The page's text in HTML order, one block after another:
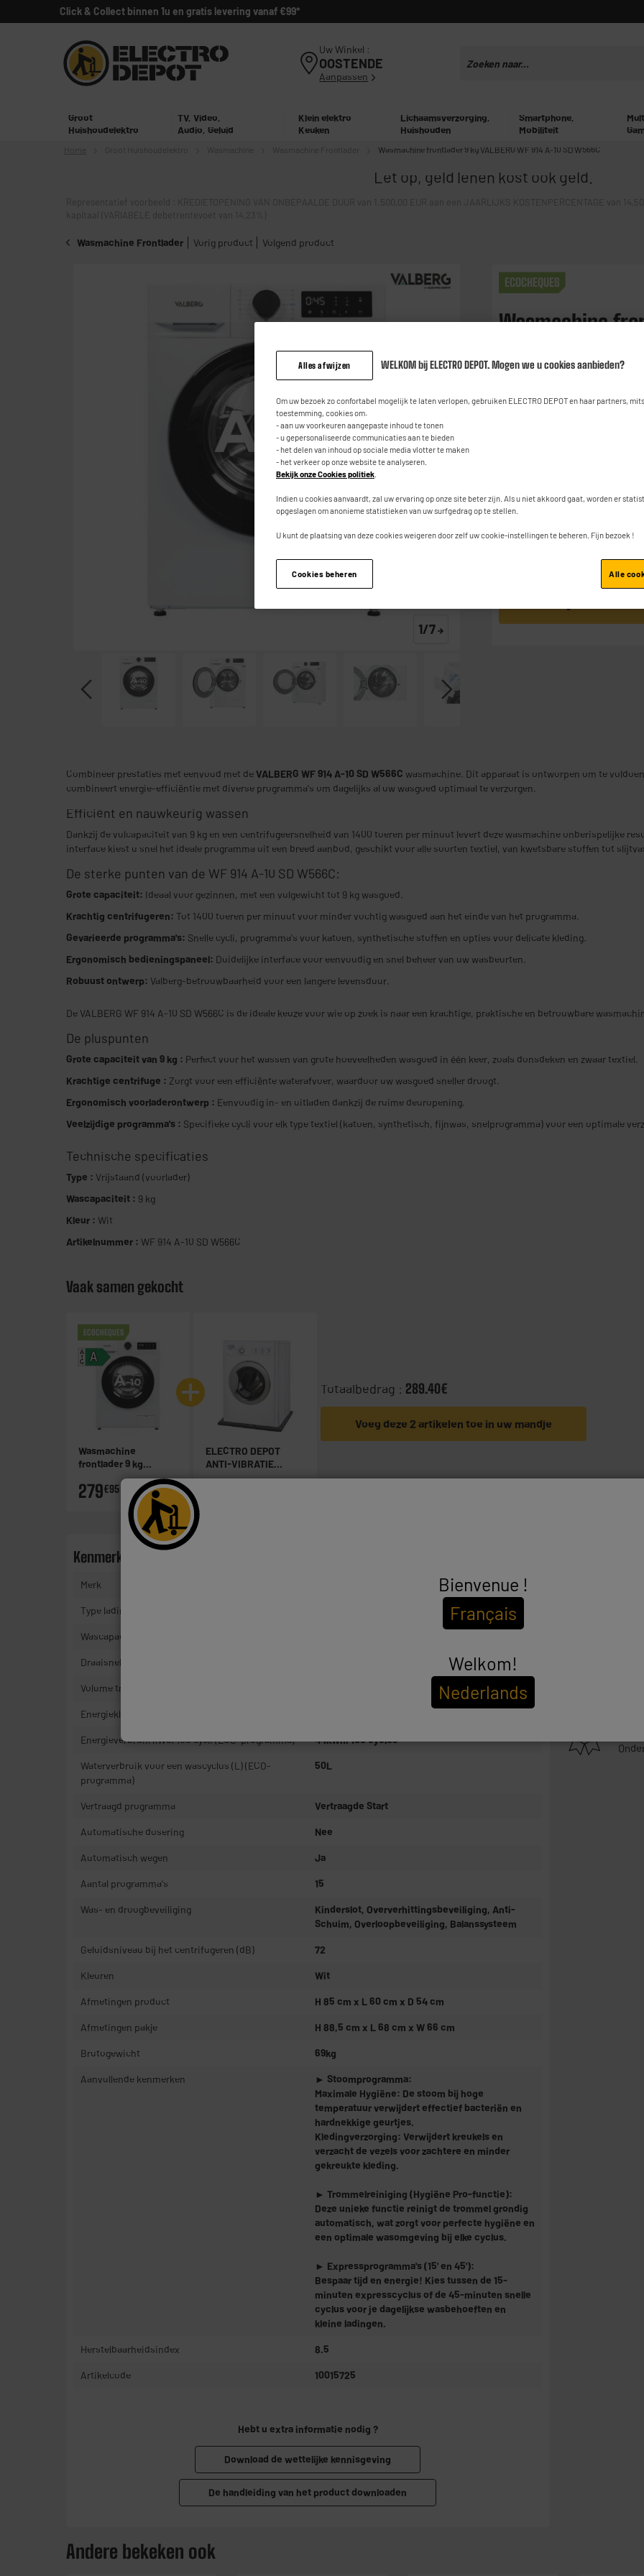
Click & Collect binnen 1u en gratis levering vanaf €99*
Uw Winkel :
OOSTENDE
Aanpassen
Groot
Huishoudelektro
TV, Video,
Audio, Geluid
Klein elektro
Keuken
Lichaamsverzorging,
Huishouden
Smartphone,
Mobiliteit
Wasmachine frontlader 9 kg VALBERG WF 914 A-10 SD W566C
Let op, geld lenen kost ook geld.
Representatief voorbeeld : KREDIETOPENING VAN ONBEPAALDE DUUR van 1.500,00 EUR aan een JAARLIJKS KOSTENPERCENTAGE van
kapitaal (VARIABELE debetrentevoet van 14,23%)
Wasmachine Frontlader Vorig product Volgend product
ECOCHEQUES
Wasmachine
4.7 (88)
1/7
279€95
Product Info Fiche
Combineer prestaties met eenvoud met de VALBERG WF 914 A-10 SD W566C wasmachine. Dit apparaat is ontworpen om te
combineert energie-efficiëntie met diverse programma's om dagelijks al uw wasgoed optimaal te verzorgen.
Efficiënt en nauwkeurig wassen
Dankzij de vulcapaciteit van 9 kg en een centrifugeersnelheid van 1400 toeren per minuut levert deze wasmachine onberispelijke
interface kiest u snel het ideale programma uit een breed aanbod, geschikt voor alle soorten textiel, van kwetsbare stoffen tot
De sterke punten van de WF 914 A-10 SD W566C:
Grote capaciteit: Ideaal voor gezinnen, met een vulgewicht tot 9 kg wasgoed.
Krachtig centrifugeren: Tot 1400 toeren per minuut voor minder vochtig wasgoed aan het einde van het programma.
Gevarieerde programma's: Snelle cycli, programma's voor katoen, synthetische stoffen en opties voor delicate kleding.
Ergonomisch bedieningspaneel: Duidelijke interface voor eenvoudig en snel beheer van uw wasbeurten.
Robuust ontwerp: Valberg-betrouwbaarheid voor een langere levensduur.
De VALBERG WF 914 A-10 SD W566C is de ideale keuze voor wie op zoek is naar een krachtige, praktische en betrouwbare
De pluspunten
Grote capaciteit van 9 kg : Perfect voor het wassen van grote hoeveelheden wasgoed in één keer, zoals donsdeken en zwaar textiel.
Krachtige centrifuge : Zorgt voor een efficiënte waterafvoer, waardoor uw wasgoed sneller droogt.
Ergonomisch voorladerontwerp : Eenvoudig in- en uitladen dankzij de ruime deuropening.
Veelzijdige programma's : Specifieke cycli voor elk type textiel (katoen, synthetisch, fijnwas, snelprogramma) voor een optimale
Technische specificaties
Type : Vrijstaand (voorlader)
Wascapaciteit : 9 kg
Kleur : Wit
Artikelnummer : WF 914 A-10 SD W566C
Vaak samen gekocht
ECOCHEQUES
A
A
G
Wasmachine
frontlader 9 kg
VALBERG WF 914 A-10
SD W566C
279€95
ELECTRO DEPOT
ANTI-VIBRATIE
TAPIJT
Totaalbedrag : 289.40€
Voeg deze 2 artikelen toe in uw mandje
Kenmerken
Merk
Type lading
Wascapaciteit (kg)
Draaisnelheid
Volume trommel
Energieklasse
Energieverbruik kWu/100 cycli (ECO-programma) 44kWh/100 cycles
Waterverbruik voor een wascyclus (L) (ECO-
programma)
50L
Vertraagd programma Vertraagde Start
Automatische dosering Nee
Automatisch wegen Ja
Aantal programma's 15
Was- en droogbeveiliging
Kinderslot, Oververhittingsbeveiliging, Anti-
Schuim, Overloopbeveiliging, Balanssysteem
Geluidsniveau bij het centrifugeren (dB) 72
Kleuren Wit
Afmetingen product H 85 cm x L 60 cm x D 54 cm
Afmetingen pakje H 88,5 cm x L 68 cm x W 66 cm
Brutogewicht 69kg
Aanvullende kenmerken
► Stoomprogramma:
Maximale Hygiëne: De stoom bij hoge
temperatuur verwijdert effectief bacteriën en
hardnekkige geurtjes.
Kledingverzorging: Verwijdert kreukels en
verzacht de vezels voor zachtere en minder
gekreukte kleding.
► Trommelreiniging (Hygiëne Pro-functie):
Deze unieke functie reinigt de trommel grondig
automatisch, wat zorgt voor perfecte hygiëne en
een optimale wasomgeving bij elke cyclus.
► Expressprogramma's (15' en 45'):
Bespaar tijd en energie! Kies tussen de 15-
minuten expresscyclus of de 45-minuten snelle
cyclus voor je dagelijkse wasbehoeften en
kleine ladingen.
Herstelbaarheidsindex 8.5
Artikelcode 10015725
Hebt u extra informatie nodig ?
Download de wettelijke kennisgeving
De handleiding van het product downloaden
Andere bekeken ook
Alles afwijzen WELKOM bij ELECTRO DEPOT. Mogen we u cookies aanbieden?
Om uw bezoek zo confortabel mogelijk te laten verlopen, gebruiken ELECTRO DEPOT en haar partners,
toestemming, cookies om:
- aan uw voorkeuren aangepaste inhoud te tonen
- u gepersonaliseerde communicaties aan te bieden
- het delen van inhoud op sociale media vlotter te maken
- het verkeer op onze website te analyseren.
Bekijk onze Cookies politiek
Indien u cookies aanvaardt, zal uw ervaring op onze site beter zijn. Als u niet akkoord gaat, worden er
opgeslagen om anonieme statistieken van uw surfgedrag op te stellen.
U kunt de plaatsing van deze cookies weigeren door zelf uw cookie-instellingen te beheren. Fijn bezoek !
Cookies beheren Alle
Bienvenue !
Français
Welkom!
Nederlands